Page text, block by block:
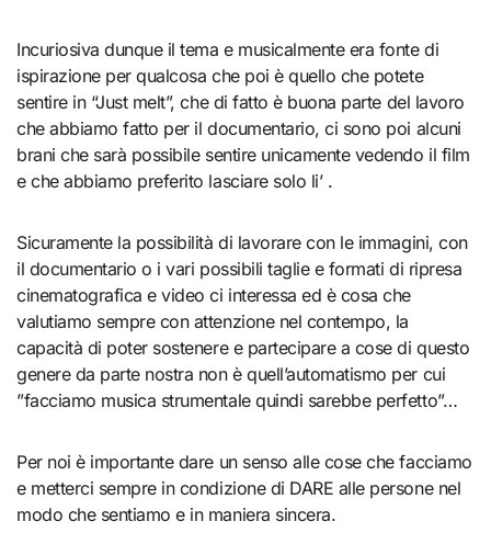
Incuriosiva dunque il tema e musicalmente era fonte di
ispirazione per qualcosa che poi è quello che potete
sentire in “Just melt”, che di fatto è buona parte del lavoro
che abbiamo fatto per il documentario, ci sono poi alcuni
brani che sarà possibile sentire unicamente vedendo il film
e che abbiamo preferito lasciare solo li’ .
Sicuramente la possibilità di lavorare con le immagini, con
il documentario o i vari possibili taglie e formati di ripresa
cinematografica e video ci interessa ed è cosa che
valutiamo sempre con attenzione nel contempo, la
capacità di poter sostenere e partecipare a cose di questo
genere da parte nostra non è quell’automatismo per cui
”facciamo musica strumentale quindi sarebbe perfetto”…
Per noi è importante dare un senso alle cose che facciamo
e metterci sempre in condizione di DARE alle persone nel
modo che sentiamo e in maniera sincera.